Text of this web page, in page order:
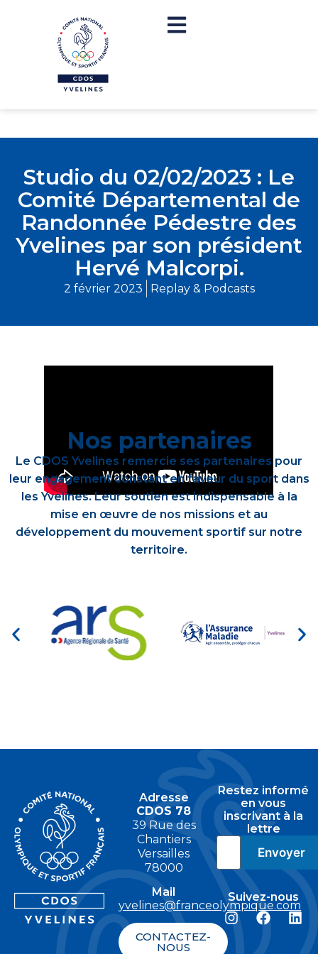
Studio du 02/02/2023 : Le
Comité Départemental de
Randonnée Pédestre des
Yvelines par son président
Hervé Malcorpi.
2 février 2023 Replay & Podcasts
Nos partenaires
Le CDOS Yvelines remercie ses partenaires pour
leur engagement constant en faveur du sport dans
les Yvelines. Leur soutien est indispensable à la
mise en œuvre de nos missions et au
développement du mouvement sportif sur notre
territoire.
Adresse
CDOS 78
39 Rue des
Chantiers
Versailles
78000
Mail
yvelines@franceolympique.com
CONTACTEZ-
NOUS
Restez informé
en vous
inscrivant à la
lettre
Suivez-nous